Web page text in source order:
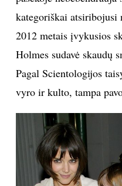
kategoriškai
2012 metais įvykusios
Holmes sudavė skaudų
Pagal Scientologijos
vyro ir kulto, tampa